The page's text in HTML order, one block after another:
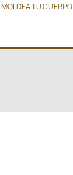
MOLDEA TU CUERPO